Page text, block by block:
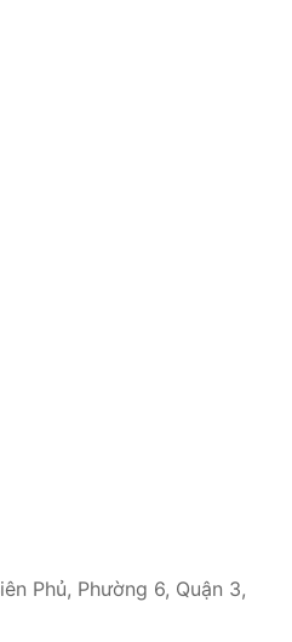
Phủ, Phường 6, Quận 3,